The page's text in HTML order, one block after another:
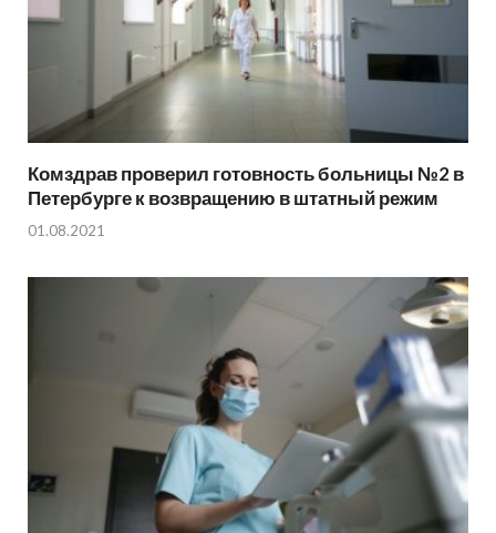
Комздрав проверил готовность больницы №2 в
Петербурге к возвращению в штатный режим
01.08.2021